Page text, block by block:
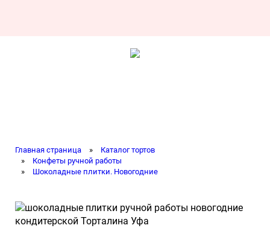
Главная страница »
Каталог тортов
»
Конфеты ручной работы
»
Шоколадные плитки. Новогодние